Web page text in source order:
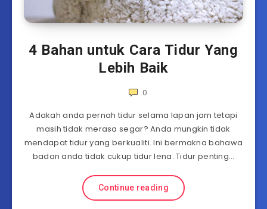
4 Bahan untuk Cara Tidur Yang
Lebih Baik
0
Adakah anda pernah tidur selama lapan jam tetapi
masih tidak merasa segar? Anda mungkin tidak
mendapat tidur yang berkualiti. Ini bermakna bahawa
badan anda tidak cukup tidur lena. Tidur penting…
Continue reading